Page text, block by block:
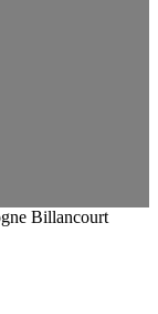
Billancourt